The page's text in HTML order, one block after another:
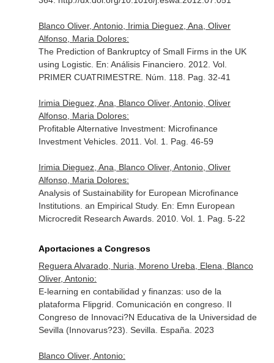
Blanco Oliver, Antonio, Irimia Dieguez, Ana, Oliver
Alfonso, Maria Dolores:
The Prediction of Bankruptcy of Small Firms in the UK
using Logistic. En: Análisis Financiero. 2012. Vol.
PRIMER CUATRIMESTRE. Núm. 118. Pag. 32-41
Irimia Dieguez, Ana, Blanco Oliver, Antonio, Oliver
Alfonso, Maria Dolores:
Profitable Alternative Investment: Microfinance
Investment Vehicles. 2011. Vol. 1. Pag. 46-59
Irimia Dieguez, Ana, Blanco Oliver, Antonio, Oliver
Alfonso, Maria Dolores:
Analysis of Sustainability for European Microfinance
Institutions. an Empirical Study. En: Emn European
Microcredit Research Awards. 2010. Vol. 1. Pag. 5-22
Aportaciones a Congresos
Reguera Alvarado, Nuria, Moreno Ureba, Elena, Blanco
Oliver, Antonio:
E-learning en contabilidad y finanzas: uso de la
plataforma Flipgrid. Comunicación en congreso. II
Congreso de Innovaci?N Educativa de la Universidad de
Sevilla (Innovarus?23). Sevilla. España. 2023
Blanco Oliver, Antonio: